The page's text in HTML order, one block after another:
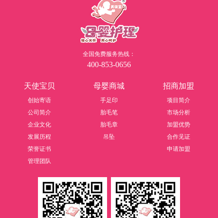
全国免费服务热线：
400-853-0656
天使宝贝
创始寄语
公司简介
企业文化
发展历程
荣誉证书
管理团队
母婴商城
手足印
胎毛笔
胎毛章
吊坠
招商加盟
项目简介
市场分析
加盟优势
合作见证
申请加盟